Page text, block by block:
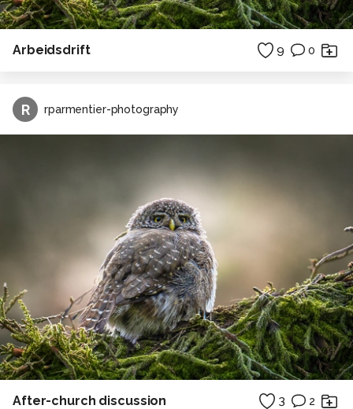
Arbeidsdrift 9 0
R rparmentier-photography
After-church discussion 3 2